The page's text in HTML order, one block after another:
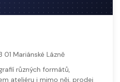
Mariánské Lázně
různých formátů,
ateliéru i mimo něj, prodej